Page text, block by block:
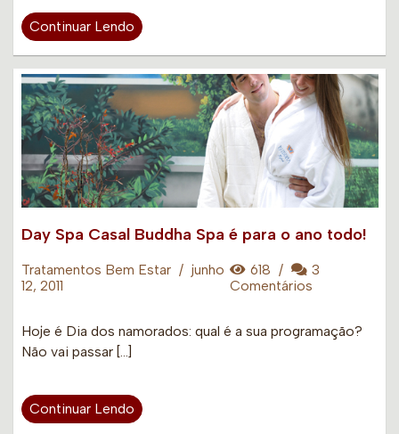
Continuar Lendo
Day Spa Casal Buddha Spa é para o ano todo!
Tratamentos Bem Estar / junho
12, 2011
618 /
3
Comentários
Hoje é Dia dos namorados: qual é a sua programação?
Não vai passar […]
Continuar Lendo